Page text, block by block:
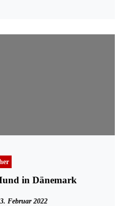
in Dänemark
Februar 2022